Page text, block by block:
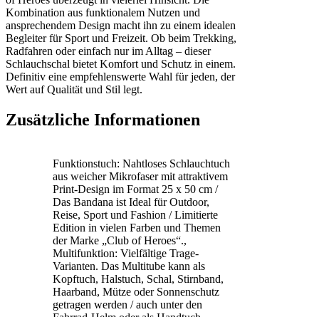
Kombination aus funktionalem Nutzen und
ansprechendem Design macht ihn zu einem idealen
Begleiter für Sport und Freizeit. Ob beim Trekking,
Radfahren oder einfach nur im Alltag – dieser
Schlauchschal bietet Komfort und Schutz in einem.
Definitiv eine empfehlenswerte Wahl für jeden, der
Wert auf Qualität und Stil legt.
Zusätzliche Informationen
Funktionstuch: Nahtloses Schlauchtuch
aus weicher Mikrofaser mit attraktivem
Print-Design im Format 25 x 50 cm /
Das Bandana ist Ideal für Outdoor,
Reise, Sport und Fashion / Limitierte
Edition in vielen Farben und Themen
der Marke „Club of Heroes“.,
Multifunktion: Vielfältige Trage-
Varianten. Das Multitube kann als
Kopftuch, Halstuch, Schal, Stirnband,
Haarband, Mütze oder Sonnenschutz
getragen werden / auch unter den